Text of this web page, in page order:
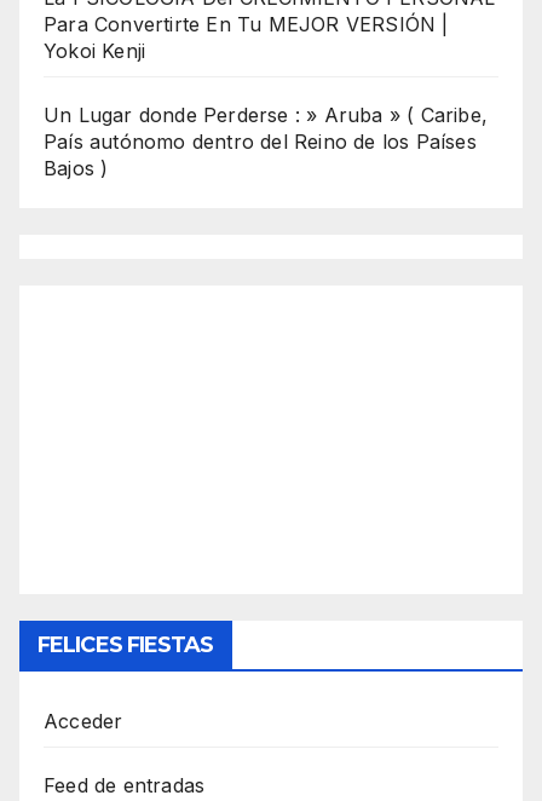
Para Convertirte En Tu MEJOR VERSIÓN |
Yokoi Kenji
Un Lugar donde Perderse : » Aruba » ( Caribe,
País autónomo dentro del Reino de los Países
Bajos )
FELICES FIESTAS
Acceder
Feed de entradas